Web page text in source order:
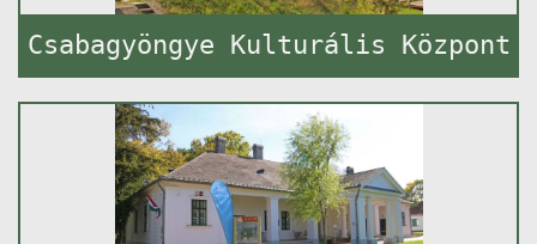
Csabagyöngye Kulturális Központ